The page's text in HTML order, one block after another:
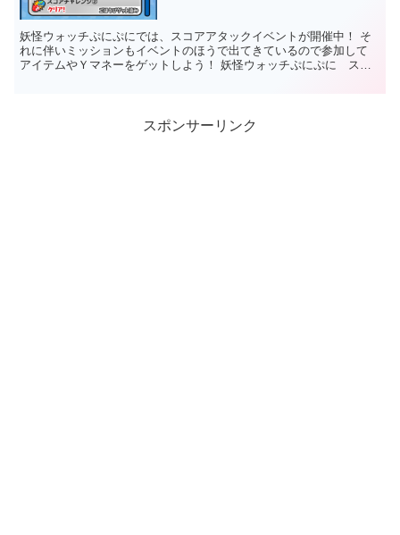
妖怪ウォッチぷにぷにでは、スコアアタックイベントが開催中！ そ
れに伴いミッションもイベントのほうで出てきているので参加して
アイテムやＹマネーをゲットしよう！ 妖怪ウォッチぷにぷに スコ
スポンサーリンク